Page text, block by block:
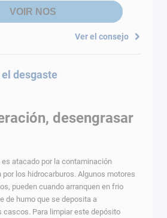
VOIR NOS
Ver el consejo
desgaste
desengrasar
es atacado por la contaminación
los hidrocarburos. Algunos motores
pueden cuando arranquen en frio
de humo que se deposita a
cascos. Para limpiar este depósito